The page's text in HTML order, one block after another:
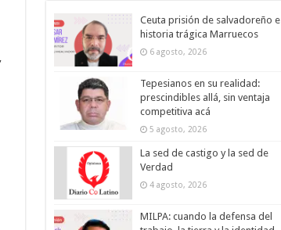
Ceuta prisión de salvadoreño e
historia trágica Marruecos
6 agosto, 2026
Tepesianos en su realidad:
prescindibles allá, sin ventaja
competitiva acá
5 agosto, 2026
La sed de castigo y la sed de
Verdad
4 agosto, 2026
MILPA: cuando la defensa del